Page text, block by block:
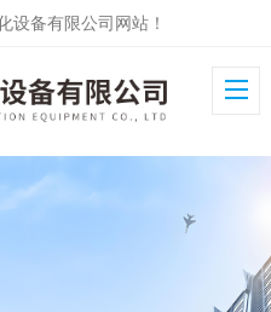
设备有限公司网站！